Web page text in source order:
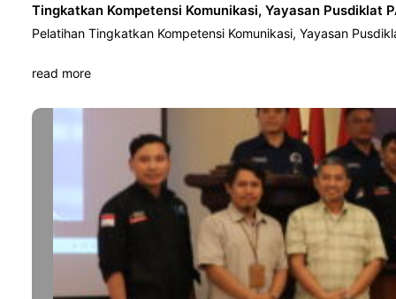
Tingkatkan Kompetensi Komunikasi, Yayasan Pusdiklat
Pelatihan Tingkatkan Kompetensi Komunikasi, Yayasan
read more